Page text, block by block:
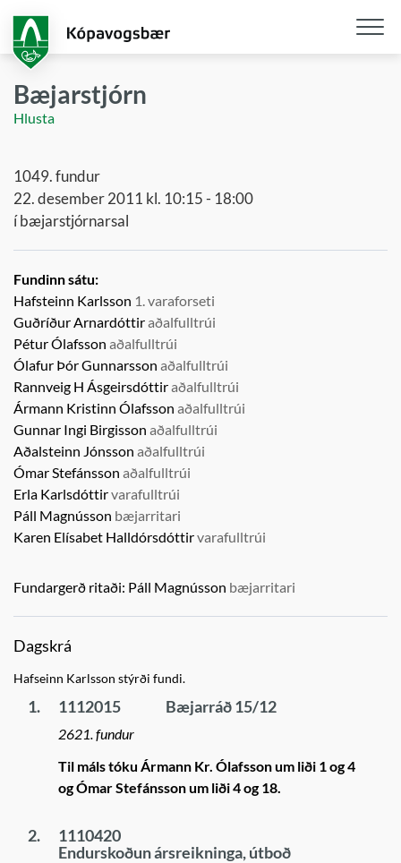
aðalefni
Bæjarstjórn
Hlusta
1049. fundur
22. desember 2011 kl. 10:15 - 18:00
í bæjarstjórnarsal
Fundinn sátu:
Hafsteinn Karlsson 1. varaforseti
Guðríður Arnardóttiraðalfulltrúi
Pétur Ólafsson aðalfulltrúi
Ólafur Þór Gunnarsson aðalfulltrúi
Rannveig H Ásgeirsdóttiraðalfulltrúi
Ármann Kristinn Ólafsson aðalfulltrúi
Gunnar Ingi Birgisson aðalfulltrúi
Aðalsteinn Jónsson aðalfulltrúi
Ómar Stefánsson aðalfulltrúi
Erla Karlsdóttirvarafulltrúi
Páll Magnússon bæjarritari
Karen Elísabet Halldórsdóttirvarafulltrúi
Fundargerð ritaði: Páll Magnússon bæjarritari
Dagskrá
Hafseinn Karlsson stýrði fundi.
1. 1112015 Bæjarráð 15/12
2621. fundur
Til máls tóku Ármann Kr. Ólafsson um liði 1 og 4
og Ómar Stefánsson um liði 4 og 18.
2.
1110420
Endurskoðun ársreikninga, útboð
Opna